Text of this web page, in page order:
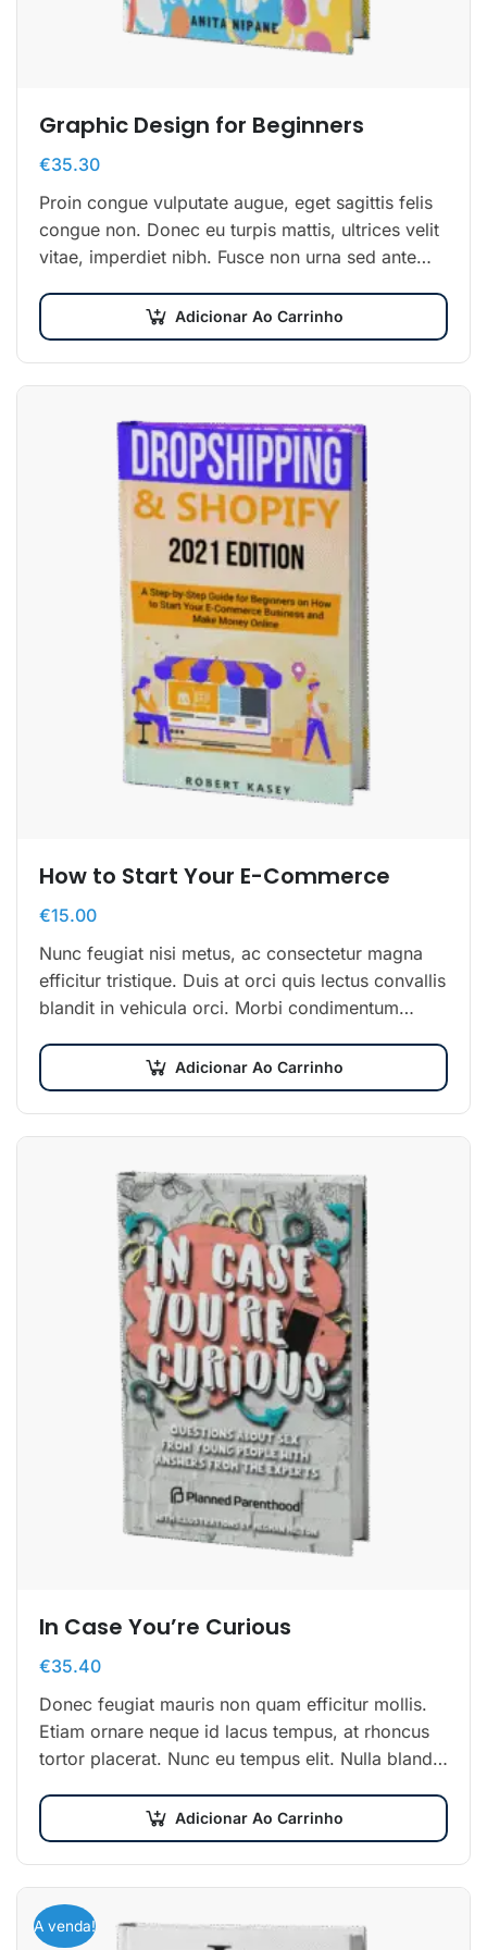
Graphic Design for Beginners
€35.30
Proin congue vulputate augue, eget sagittis felis
congue non. Donec eu turpis mattis, ultrices velit
vitae, imperdiet nibh. Fusce non urna sed ante
Adicionar Ao Carrinho
How to Start Your E-Commerce
€15.00
Nunc feugiat nisi metus, ac consectetur magna
efficitur tristique. Duis at orci quis lectus convallis
blandit in vehicula orci. Morbi condimentum
euismod placerat…Adicionar Ao Carrinho
In Case You’re Curious
€35.40
Donec feugiat mauris non quam efficitur mollis.
Etiam ornare neque id lacus tempus, at rhoncus
tortor placerat. Nunc eu tempus elit. Nulla blandit
Adicionar Ao Carrinho
A venda!